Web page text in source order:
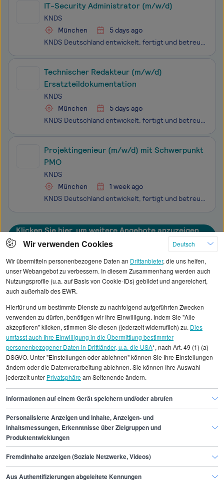
IT-Security Administrator (m/w/d)
KNDS
München
5 days ago
KNDS Deutschland entwickelt, fertigt und betreut als Systemhaus ein breit gestreutes Produktportfolio. Dazu zählen Kampfpanzer, hochgeschützte Radfahrzeuge, Artilleriesysteme, Militärbrücken, Kundenservice sowie Ausbildungslösungen. Als Teil der KNDS-Gruppe stehen wir für den Beginn der Konsolidieru
Technischer Redakteur (m/w/d)
Ersatzteildokumentation
KNDS
München
5 days ago
KNDS Deutschland entwickelt, fertigt und betreut als Systemhaus ein breit gestreutes Produktportfolio. Dazu zählen Kampfpanzer, hochgeschützte Radfahrzeuge, Artilleriesysteme, Militärbrücken, Kundenservice sowie Ausbildungslösungen. Als Teil der KNDS-Gruppe stehen wir für den Beginn der Konsolidieru
Projektingenieur (m/w/d) mit Schwerpunkt
PMO
KNDS
München
1 week ago
KNDS Deutschland entwickelt, fertigt und betreut als Systemhaus ein breit gestreutes Produktportfolio. Dazu zählen Kampfpanzer, hochgeschützte Radfahrzeuge, Artilleriesysteme, Militärbrücken, Kundenservice sowie Ausbildungslösungen. Als Teil der KNDS-Gruppe stehen wir für den Beginn der Konsolidieru
Klicken Sie hier, um weitere Angebote anzuzeigen
Alle angezeigten Gehaltsdaten beruhen auf
Durchschnittswerte und die Angaben können nicht
einzelnen Stellenangeboten zugeordnet werden.
Gehaltsinformationen
Finanzen
Mitarbeiter/in Konsolidierung
Mitarbeiter/in Konsolidierung München
Finde den Job,
der zu dir passt.
Wir verwenden Cookies
Deutsch
Wir übermitteln personenbezogene Daten an Drittanbieter, die uns helfen,
unser Webangebot zu verbessern. In diesem Zusammenhang werden auch
Nutzungsprofile (u.a. auf Basis von Cookie-IDs) gebildet und angereichert,
auch außerhalb des EWR.
Hierfür und um bestimmte Dienste zu nachfolgend aufgeführten Zwecken
verwenden zu dürfen, benötigen wir Ihre Einwilligung. Indem Sie "Alle
akzeptieren" klicken, stimmen Sie diesen (jederzeit widerruflich) zu. Dies
umfasst auch Ihre Einwilligung in die Übermittlung bestimmter
personenbezogener Daten in Drittländer, u.a. die USA*, nach Art. 49 (1) (a)
DSGVO. Unter "Einstellungen oder ablehnen" können Sie Ihre Einstellungen
ändern oder die Datenverarbeitung ablehnen. Sie können Ihre Auswahl
jederzeit unter Privatsphäream Seitenende ändern.
Informationen auf einem Gerät speichern und/oder abrufen
Personalisierte Anzeigen und Inhalte, Anzeigen- und
Inhaltsmessungen, Erkenntnisse über Zielgruppen und
Produktentwicklungen
Fremdinhalte anzeigen (Soziale Netzwerke, Videos)
Aus Authentifizierungen abgeleitete Kennungen